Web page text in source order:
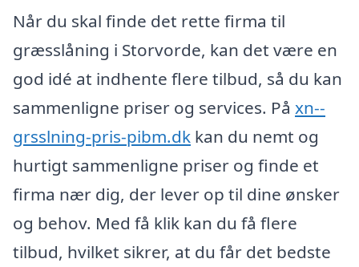
Når du skal finde det rette firma til
græsslåning i Storvorde, kan det være en
god idé at indhente flere tilbud, så du kan
sammenligne priser og services. På xn--
grsslning-pris-pibm.dk kan du nemt og
hurtigt sammenligne priser og finde et
firma nær dig, der lever op til dine ønsker
og behov. Med få klik kan du få flere
tilbud, hvilket sikrer, at du får det bedste